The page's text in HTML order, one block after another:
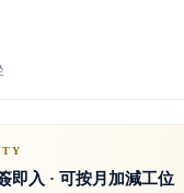
即入 · 可按月加減工位